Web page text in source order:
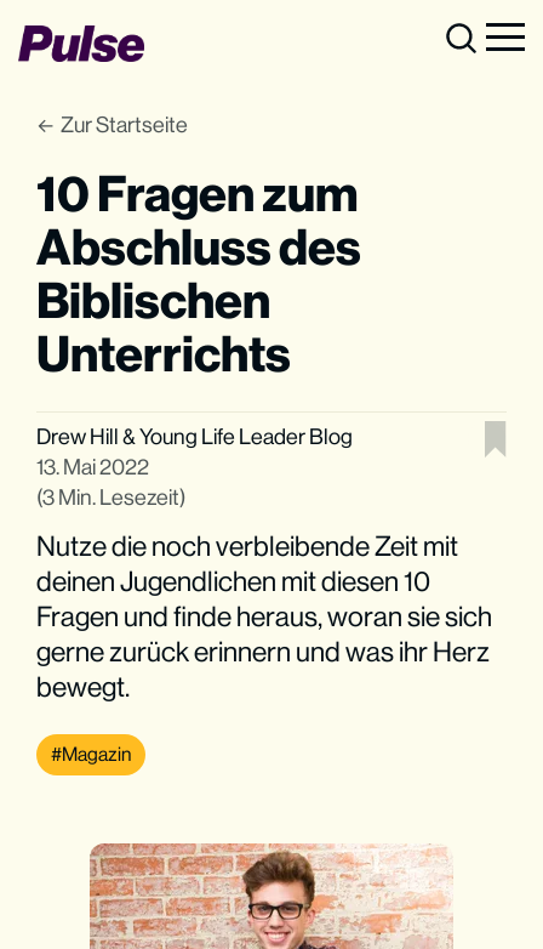
Zur Startseite
10 Fragen zum
Abschluss des
Biblischen
Unterrichts
Drew Hill&Young Life Leader Blog
13. Mai 2022
(3 Min. Lesezeit)
Nutze die noch verbleibende Zeit mit
deinen Jugendlichen mit diesen 10
Fragen und finde heraus, woran sie sich
gerne zurück erinnern und was ihr Herz
bewegt.
Magazin